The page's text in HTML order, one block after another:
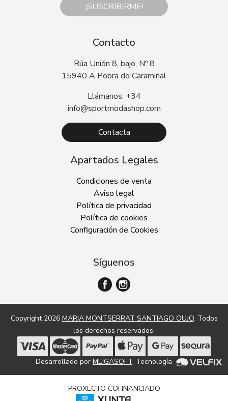
¡SUSCRIBIRME!
Contacto
Rúa Unión 8, bajo, Nº 8
15940 A Pobra do Caramiñal
Llámanos: +34
info@sportmodashop.com
Contacta
Apartados Legales
Condiciones de venta
Aviso legal
Política de privacidad
Política de cookies
Configuración de Cookies
Síguenos
Copyright 2026 MARIA MONTSERRAT SANTIAGO OUJO. Todos
los derechos reservados.
Desarrollado por MEIGASOFT. Tecnología
PROXECTO COFINANCIADO